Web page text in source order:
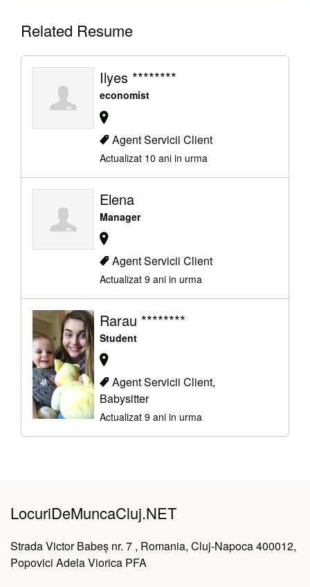
Related Resume
Ilyes ********
economist
Agent Servicii Client
Actualizat 10 ani in urma
Elena
Manager
Agent Servicii Client
Actualizat 9 ani in urma
Rarau ********
Student
Agent Servicii Client,
Babysitter
Actualizat 9 ani in urma
LocuriDeMuncaCluj.NET
Strada Victor Babeș nr. 7 , Romania, Cluj-Napoca 400012,
Popovici Adela Viorica PFA